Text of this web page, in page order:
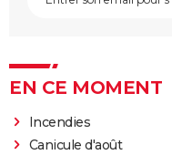
EN CE MOMENT
Incendies
Canicule d'août